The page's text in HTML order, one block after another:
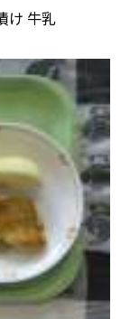
け 牛乳